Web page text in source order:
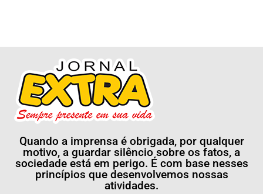
Quando a imprensa é obrigada, por qualquer
motivo, a guardar silêncio sobre os fatos, a
sociedade está em perigo. É com base nesses
princípios que desenvolvemos nossas
atividades.